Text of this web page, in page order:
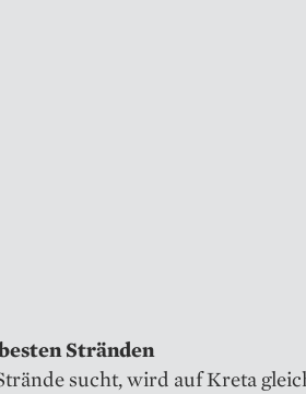
Stränden
sucht, wird auf Kreta